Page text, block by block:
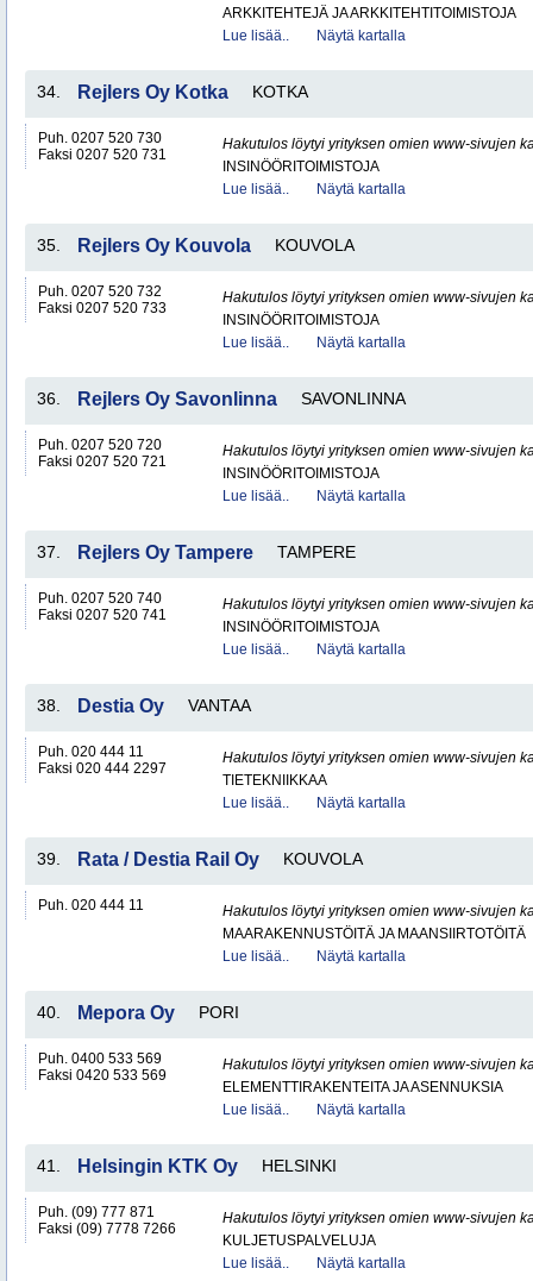
ARKKITEHTEJÄ JA ARKKITEHTITOIMISTOJA
Lue lisää..
Näytä kartalla
34. Rejlers Oy Kotka KOTKA
Puh. 0207 520 730
Faksi 0207 520 731
Hakutulos löytyi yrityksen omien www-sivujen
INSINÖÖRITOIMISTOJA
Lue lisää..
Näytä kartalla
35. Rejlers Oy Kouvola KOUVOLA
Puh. 0207 520 732
Faksi 0207 520 733
Hakutulos löytyi yrityksen omien www-sivujen
INSINÖÖRITOIMISTOJA
Lue lisää..
Näytä kartalla
36. Rejlers Oy Savonlinna SAVONLINNA
Puh. 0207 520 720
Faksi 0207 520 721
Hakutulos löytyi yrityksen omien www-sivujen
INSINÖÖRITOIMISTOJA
Lue lisää..
Näytä kartalla
37. Rejlers Oy Tampere TAMPERE
Puh. 0207 520 740
Faksi 0207 520 741
Hakutulos löytyi yrityksen omien www-sivujen
INSINÖÖRITOIMISTOJA
Lue lisää..
Näytä kartalla
38. Destia Oy VANTAA
Puh. 020 444 11
Faksi 020 444 2297
Hakutulos löytyi yrityksen omien www-sivujen
TIETEKNIIKKAA
Lue lisää..
Näytä kartalla
39. Rata / Destia Rail Oy KOUVOLA
Puh. 020 444 11
Hakutulos löytyi yrityksen omien www-sivujen
MAARAKENNUSTÖITÄ JA MAANSIIRTOTÖITÄ
Lue lisää..
Näytä kartalla
40. Mepora Oy PORI
Puh. 0400 533 569
Faksi 0420 533 569
Hakutulos löytyi yrityksen omien www-sivujen
ELEMENTTIRAKENTEITA JA ASENNUKSIA
Lue lisää..
Näytä kartalla
41. Helsingin KTK Oy HELSINKI
Puh. (09) 777 871
Faksi (09) 7778 7266
Hakutulos löytyi yrityksen omien www-sivujen
KULJETUSPALVELUJA
Lue lisää..
Näytä kartalla